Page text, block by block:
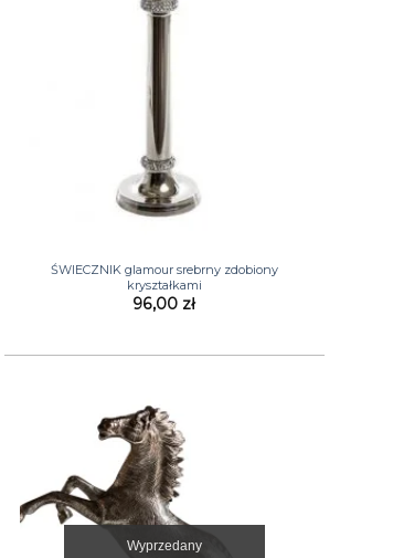
ŚWIECZNIK glamour srebrny zdobiony
kryształkami
96,00 zł
Wyprzedany